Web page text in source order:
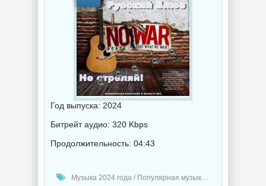
Год выпуска: 2024
Битрейт аудио: 320 Kbps
Продолжительность: 04:43
Музыка 2024 года / Популярная музыка / Блюз музыка / Поп музыка / Музыка VA